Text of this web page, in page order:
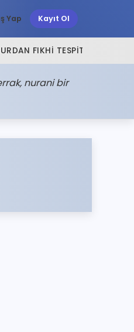
Yap Kayıt Ol
FIKHI TESPITLER
nurani bir